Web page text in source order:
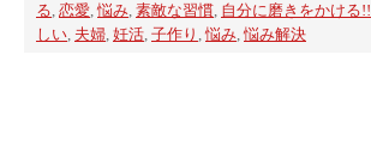
る, 恋愛,悩み, 素敵な習慣, 自分に磨きをかける!!
しい, 夫婦, 妊活, 子作り ,悩み,悩み解決